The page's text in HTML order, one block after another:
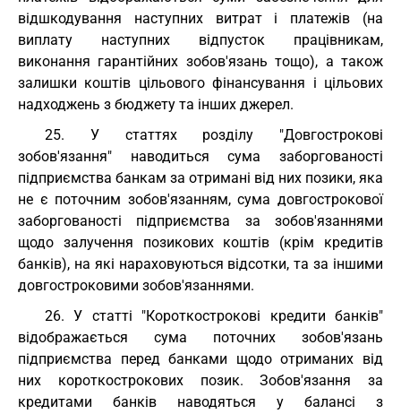
відшкодування наступних витрат і платежів (на
виплату наступних відпусток працівникам,
виконання гарантійних зобов'язань тощо), а також
залишки коштів цільового фінансування і цільових
надходжень з бюджету та інших джерел.
25. У статтях розділу "Довгострокові
зобов'язання" наводиться сума заборгованості
підприємства банкам за отримані від них позики, яка
не є поточним зобов'язанням, сума довгострокової
заборгованості підприємства за зобов'язаннями
щодо залучення позикових коштів (крім кредитів
банків), на які нараховуються відсотки, та за іншими
довгостроковими зобов'язаннями.
26. У статті "Короткострокові кредити банків"
відображається сума поточних зобов'язань
підприємства перед банками щодо отриманих від
них короткострокових позик. Зобов'язання за
кредитами банків наводяться у балансі з